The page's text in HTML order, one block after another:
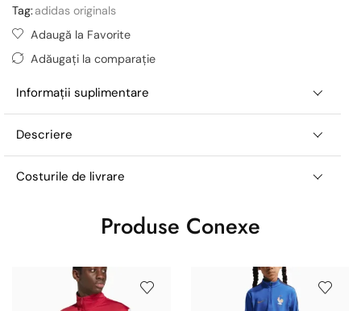
Tag:adidas originals
Adaugă la Favorite
Adăugați la comparație
Informații suplimentare
Descriere
Costurile de livrare
Produse Conexe